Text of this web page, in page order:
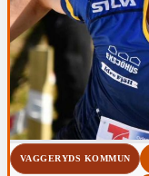
VAGGERYDS KOMMUN